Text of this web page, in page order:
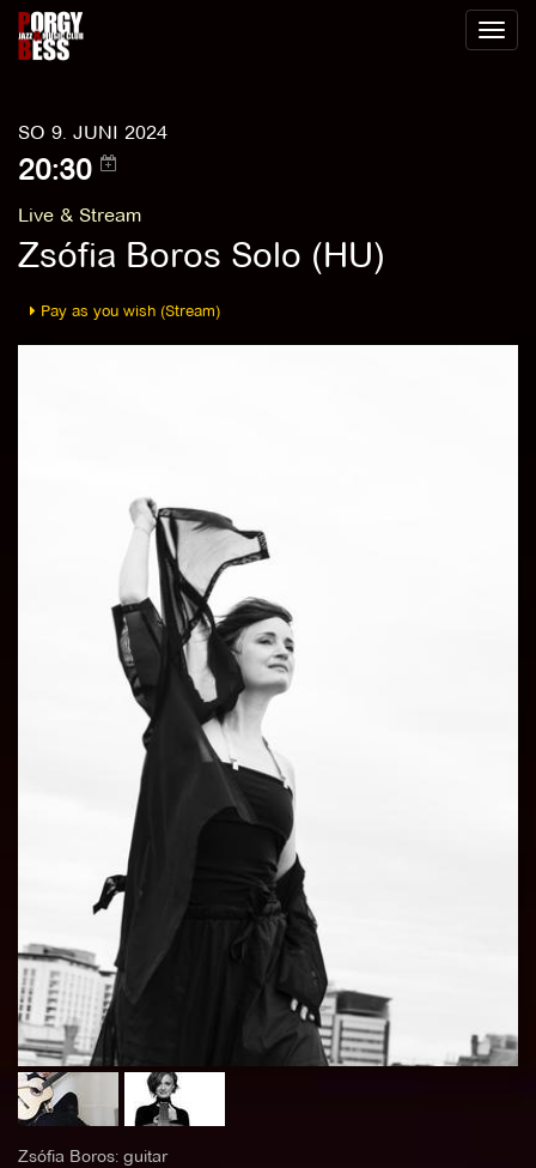
Toggle
SO 9. JUNI 2024
20:30
Live & Stream
Zsófia Boros Solo (HU)
Pay as you wish (Stream)
Zsófia Boros: guitar